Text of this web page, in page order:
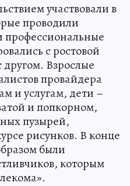
участвовали в
проводили
с ростовой
другом. Взрослые
провайдера
и услугам, дети –
и попкорном,
пузырей,
рисунков. В конце
были
которым